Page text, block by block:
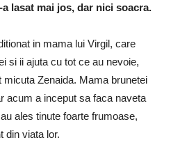
lasat mai jos, dar nici soacra.
in mama lui Virgil, care
si ii ajuta cu tot ce au nevoie,
Zenaida. Mama brunetei
acum a inceput sa faca naveta
ales tinute foarte frumoase,
din viata lor.